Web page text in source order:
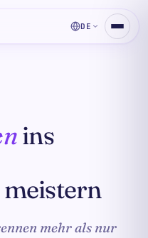
DE
ins
mehr als nur